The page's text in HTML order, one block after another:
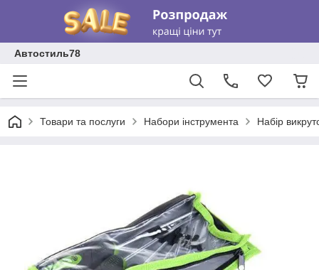
Автостиль78
Товари та послуги Набори інструмента Набір